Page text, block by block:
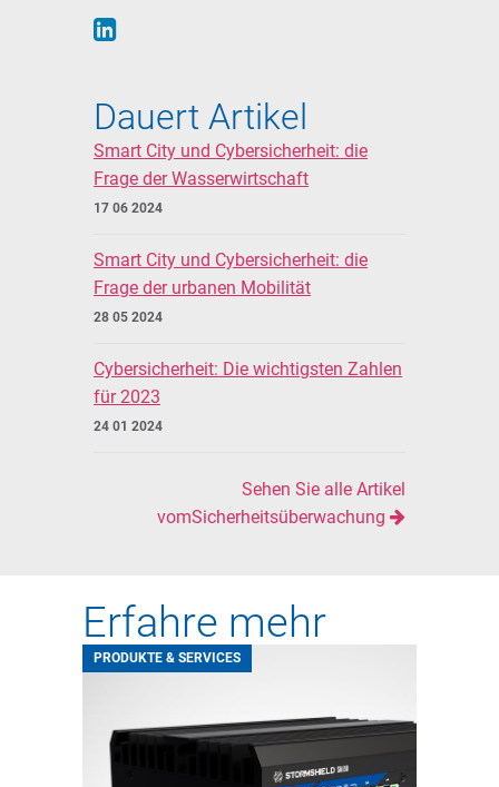
Dauert Artikel
Smart City und Cybersicherheit: die
Frage der Wasserwirtschaft
17 06 2024
Smart City und Cybersicherheit: die
Frage der urbanen Mobilität
28 05 2024
Cybersicherheit: Die wichtigsten Zahlen
für 2023
24 01 2024
Sehen Sie alle Artikel
vomSicherheitsüberwachung
Erfahre mehr
PRODUKTE & SERVICES